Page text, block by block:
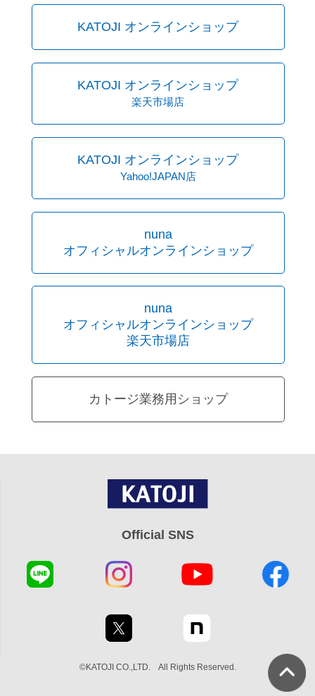
KATOJI オンラインショップ
KATOJI オンラインショップ
楽天市場店
KATOJI オンラインショップ
Yahoo!JAPAN店
nuna
オフィシャルオンラインショップ
nuna
オフィシャルオンラインショップ
楽天市場店
カトージ業務用ショップ
Official SNS
©KATOJI CO.,LTD. All Rights Reserved.